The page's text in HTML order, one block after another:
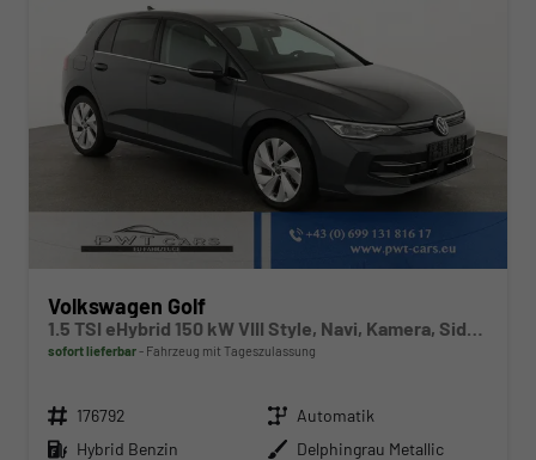
Volkswagen Golf
sofort lieferbar Fahrzeug mit Tageszulassung
Fahrzeugnr. 176792 Getriebe Automatik
Kraftstoff Hybrid Benzin Außenfarbe Delphingrau Metallic